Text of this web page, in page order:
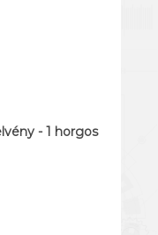
- 1 horgos